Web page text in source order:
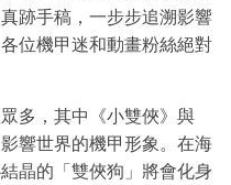
跡手稿，一步步追溯影響
位機甲迷和動畫粉絲絕對
多，其中《小雙俠》與
響世界的機甲形象。在海
晶的「雙俠狗」將會化身